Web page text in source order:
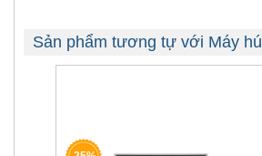
Sản phẩm tương tự với Máy